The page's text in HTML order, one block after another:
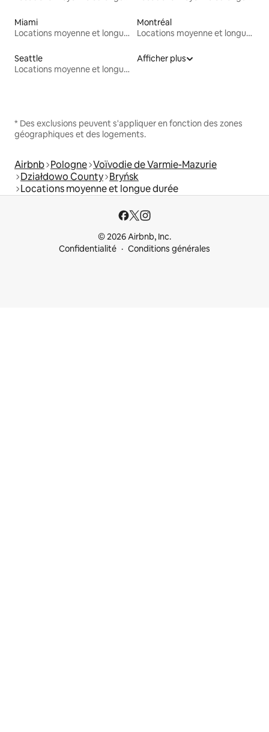
Miami
Locations moyenne et longue durée
Montréal
Locations moyenne et longue durée
Seattle
Locations moyenne et longue durée
Afficher plus
* Des exclusions peuvent s'appliquer en fonction des zones
géographiques et des logements.
Airbnb Pologne Voïvodie de Varmie-Mazurie
Działdowo County Bryńsk
Locations moyenne et longue durée
© 2026 Airbnb, Inc.
Confidentialité
Conditions générales